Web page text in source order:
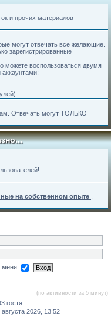
и прочих материалов
могут отвечать все желающие.
зарегистрированные
можете воспользоваться двумя
Отвечать могут ТОЛЬКО
на собственном опыте
меня
(по активности за 5 минут)
гостя
2026, 13:52